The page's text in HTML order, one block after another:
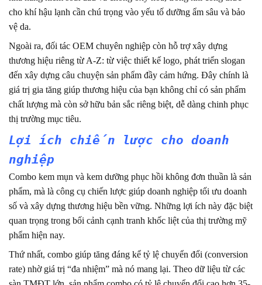
cho khí hậu lạnh cần chú trọng vào yếu tố dưỡng ẩm sâu và bảo
vệ da.
Ngoài ra, đối tác OEM chuyên nghiệp còn hỗ trợ xây dựng
thương hiệu riêng từ A-Z: từ việc thiết kế logo, phát triển slogan
đến xây dựng câu chuyện sản phẩm đầy cảm hứng. Đây chính là
giá trị gia tăng giúp thương hiệu của bạn không chỉ có sản phẩm
chất lượng mà còn sở hữu bản sắc riêng biệt, dễ dàng chinh phục
thị trường mục tiêu.
Lợi ích chiến lược cho doanh
nghiệp
Combo kem mụn và kem dưỡng phục hồi không đơn thuần là sản
phẩm, mà là công cụ chiến lược giúp doanh nghiệp tối ưu doanh
số và xây dựng thương hiệu bền vững. Những lợi ích này đặc biệt
quan trọng trong bối cảnh cạnh tranh khốc liệt của thị trường mỹ
phẩm hiện nay.
Thứ nhất, combo giúp tăng đáng kể tỷ lệ chuyển đổi (conversion
rate) nhờ giá trị “đa nhiệm” mà nó mang lại. Theo dữ liệu từ các